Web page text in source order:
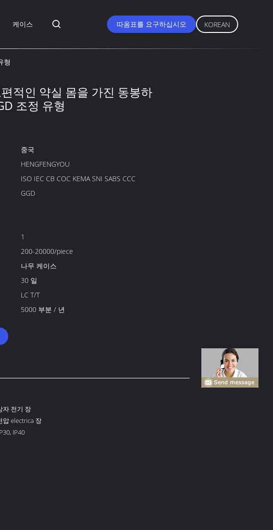
케이스 따옴표를 요구하십시오 KOREAN
형
적인 약실 몸을 가진 동봉하
조정 유형
중국
HENGFENGYOU
ISO IEC CB COC KEMA SNI SABS CCC
GGD
1
200-20000/piece
나무 케이스
30 일
LC T/T
5000 부분 / 년
자 전기 장
압 electrica 장
IP40